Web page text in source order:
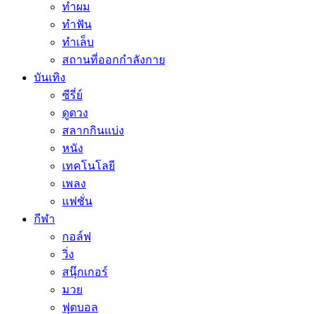
ทำผม
ทำฟัน
ทำเล็บ
สถานที่ออกกำลังกาย
บันเทิง
ซีรี่ย์
ดูดวง
สลากกินแบ่ง
หนัง
เทคโนโลยี
เพลง
แฟชั่น
กีฬา
กอล์ฟ
วิ่ง
สนุ๊กเกอร์
มวย
ฟุตบอล